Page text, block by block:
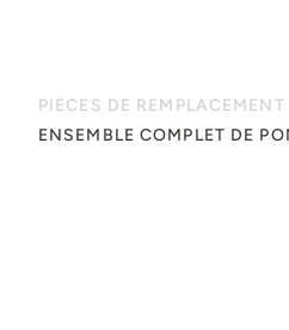
PIÈCES DE REMPLACEMENT
ENSEMBLE COMPLET DE